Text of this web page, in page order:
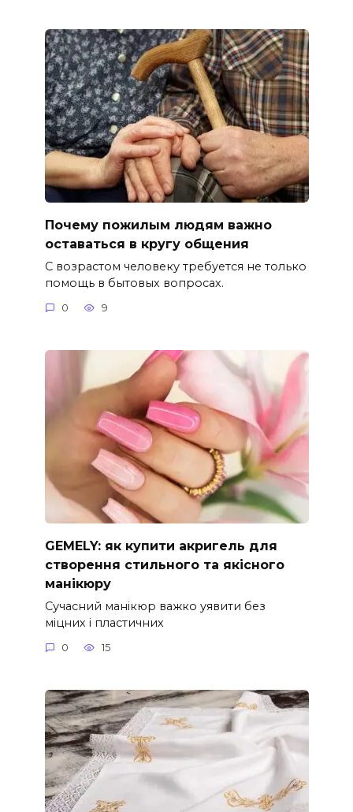
Почему пожилым людям важно
оставаться в кругу общения
С возрастом человеку требуется не только
помощь в бытовых вопросах.
0 9
GEMELY: як купити акригель для
створення стильного та якісного
манікюру
Сучасний манікюр важко уявити без
міцних і пластичних
0 15